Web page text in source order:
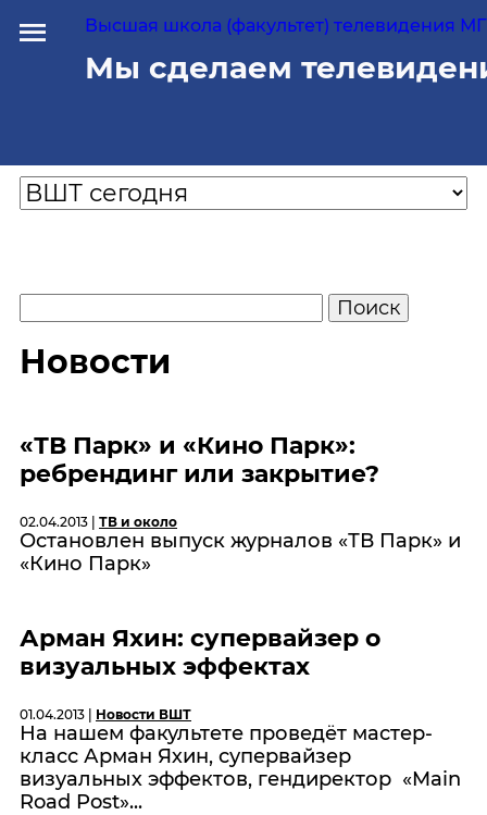
Высшая школа (факультет) телевидения
Мы сделаем
Новости
«ТВ Парк» и «Кино Парк»:
ребрендинг или закрытие?
02.04.2013 | ТВ и около
Остановлен выпуск журналов «ТВ Парк» и
«Кино Парк»
Арман Яхин: супервайзер о
визуальных эффектах
01.04.2013 | Новости ВШТ
На нашем факультете проведёт мастер-
класс Арман Яхин, супервайзер
визуальных эффектов, гендиректор «Main
Road Post»...